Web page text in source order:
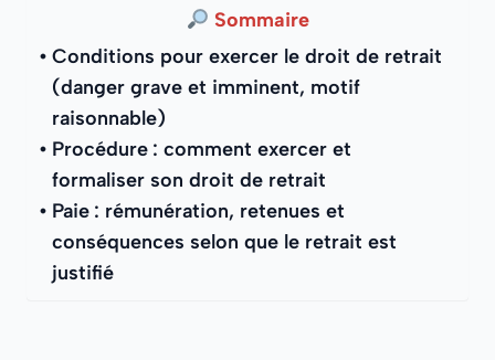
Sommaire
Conditions pour exercer le droit de retrait
(danger grave et imminent, motif
raisonnable)
Procédure : comment exercer et
formaliser son droit de retrait
Paie : rémunération, retenues et
conséquences selon que le retrait est
justifié